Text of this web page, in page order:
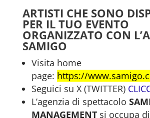
ARTISTI CHE SONO
PER IL TUO EVENTO
ORGANIZZATO CON
SAMIGO
Visita home
page: https://
Seguici su X (TWITTER)
L’agenzia di spettacolo
MANAGEMENTsi occupa